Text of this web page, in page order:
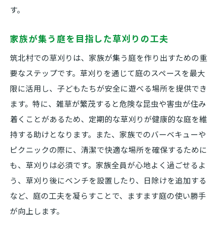
す。
家族が集う庭を目指した草刈りの工夫
筑北村での草刈りは、家族が集う庭を作り出すための重
要なステップです。草刈りを通じて庭のスペースを最大
限に活用し、子どもたちが安全に遊べる場所を提供でき
ます。特に、雑草が繁茂すると危険な昆虫や害虫が住み
着くことがあるため、定期的な草刈りが健康的な庭を維
持する助けとなります。また、家族でのバーベキューや
ピクニックの際に、清潔で快適な場所を確保するために
も、草刈りは必須です。家族全員が心地よく過ごせるよ
う、草刈り後にベンチを設置したり、日除けを追加する
など、庭の工夫を凝らすことで、ますます庭の使い勝手
が向上します。